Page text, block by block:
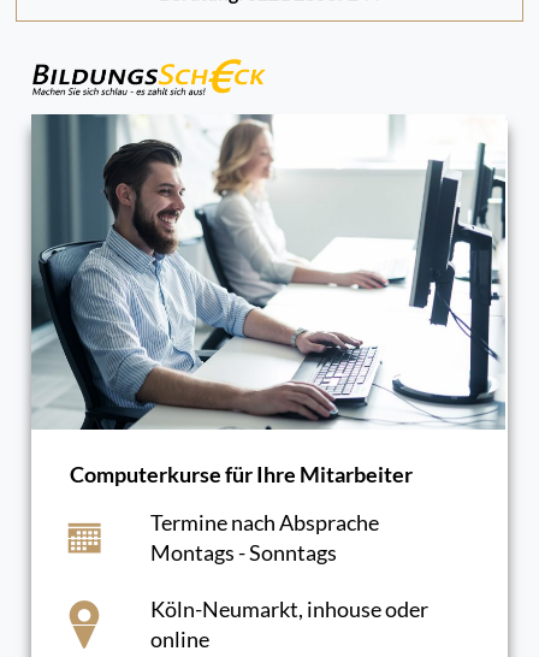
Computerkurse für Ihre Mitarbeiter
Termine nach Absprache
Montags - Sonntags
Köln-Neumarkt, inhouse oder
online